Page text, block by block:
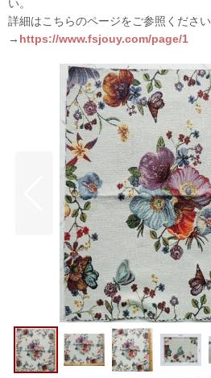
い。
詳細はこちらのページをご参照ください
→ https://www.fsjouy.com/page/1